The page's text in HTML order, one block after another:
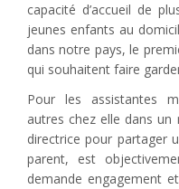
capacité d’accueil de
jeunes enfants au
dans notre pays, le
qui souhaitent faire
Pour les assistantes
autres chez elle dans
directrice pour partager
parent, est
demande engagement